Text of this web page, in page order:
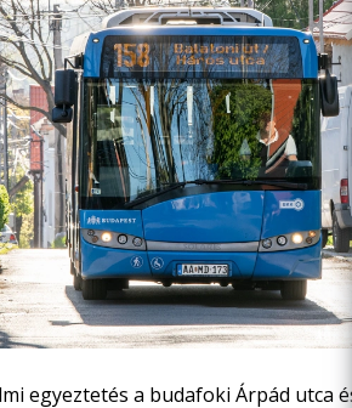
egyeztetés a budafoki Árpád utca